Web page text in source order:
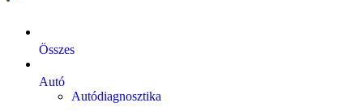
Összes
Autó
Autódiagnosztika